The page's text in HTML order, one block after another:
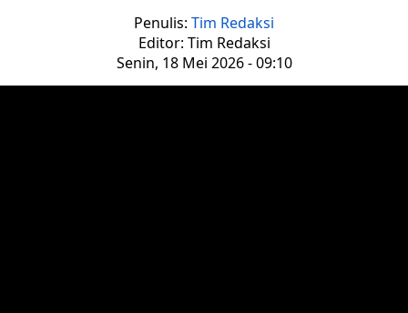
Penulis: Tim Redaksi
Editor: Tim Redaksi
Senin, 18 Mei 2026 - 09:10